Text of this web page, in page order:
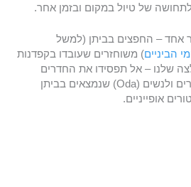
של טיול במקום ובזמן אחר.
אחד – החפצים בביתן (למשל
הביניים) משוחזרים שעובדו בקפדנות
שלנו – אל תפסידו את החדרים
המסורתיים הנפרדים לגברים ולנשים (Oda) שנמצאים בביתן
אופייניים.